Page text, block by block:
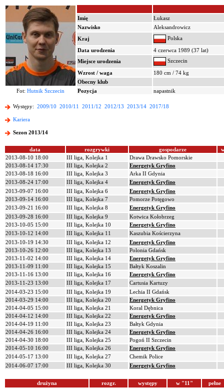
Imię
Łukasz
Nazwisko
Aleksandrowicz
Kraj
Polska
Data urodzenia
4 czerwca 1989 (37 lat)
Miejsce urodzenia
Szczecin
Wzrost / waga
180 cm / 74 kg
Obecny klub
Fot: Hutnik Szczecin Pozycja napastnik
Występy: 2009/10 2010/11 2011/12 2012/13 2013/14 2017/18
Kariera
Sezon 2013/14
data rozgrywki gospodarze
2013-08-10 18:00
III liga, Kolejka 1
Drawa Drawsko Pomorskie
2013-08-14 17:30
III liga, Kolejka 2
Energetyk Gryfino
2013-08-18 16:00
III liga, Kolejka 3
Arka II Gdynia
2013-08-24 17:00
III liga, Kolejka 4
Energetyk Gryfino
2013-09-07 16:00
III liga, Kolejka 6
Energetyk Gryfino
2013-09-14 16:00
III liga, Kolejka 7
Pomorze Potęgowo
2013-09-21 16:00
III liga, Kolejka 8
Energetyk Gryfino
2013-09-28 16:00
III liga, Kolejka 9
Kotwica Kołobrzeg
2013-10-05 15:00
III liga, Kolejka 10
Energetyk Gryfino
2013-10-12 14:00
III liga, Kolejka 11
Kaszubia Kościerzyna
2013-10-19 14:30
III liga, Kolejka 12
Energetyk Gryfino
2013-10-26 12:00
III liga, Kolejka 13
Polonia Gdańsk
2013-11-02 14:00
III liga, Kolejka 14
Energetyk Gryfino
2013-11-09 11:00
III liga, Kolejka 15
Bałtyk Koszalin
2013-11-16 13:00
III liga, Kolejka 16
Energetyk Gryfino
2013-11-23 13:00
III liga, Kolejka 17
Cartusia Kartuzy
2014-03-23 15:00
III liga, Kolejka 19
Lechia II Gdańsk
2014-03-29 14:00
III liga, Kolejka 20
Energetyk Gryfino
2014-04-05 15:00
III liga, Kolejka 21
Koral Dębnica
2014-04-12 14:00
III liga, Kolejka 22
Energetyk Gryfino
2014-04-19 11:00
III liga, Kolejka 23
Bałtyk Gdynia
2014-04-26 16:00
III liga, Kolejka 24
Energetyk Gryfino
2014-04-30 18:00
III liga, Kolejka 25
Pogoń II Szczecin
2014-05-10 16:00
III liga, Kolejka 26
Energetyk Gryfino
2014-05-17 13:00
III liga, Kolejka 27
Chemik Police
2014-06-07 17:00
III liga, Kolejka 30 Energetyk Gryfino
drużyna rozgr. występy w "11"
pełne